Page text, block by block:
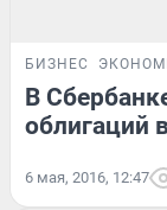
БИЗНЕС
В
облигаций
6 мая, 2016, 12:47